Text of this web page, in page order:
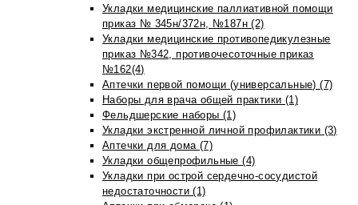
Укладки медицинские паллиативной помощи
приказ № 345н/372н, №187н (2)
Укладки медицинские противопедикулезные
приказ №342, противочесоточные приказ
№162(4)
Аптечки первой помощи (универсальные) (7)
Наборы для врача общей практики (1)
Фельдшерские наборы (1)
Укладки экстренной личной профилактики (3)
Аптечки для дома (7)
Укладки общепрофильные (4)
Укладки при острой сердечно-сосудистой
недостаточности (1)